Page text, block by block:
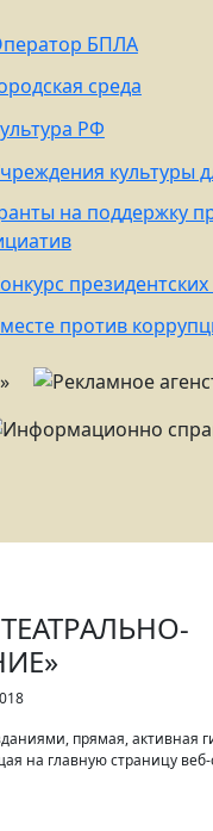
прямая, активная
на главную страницу веб-